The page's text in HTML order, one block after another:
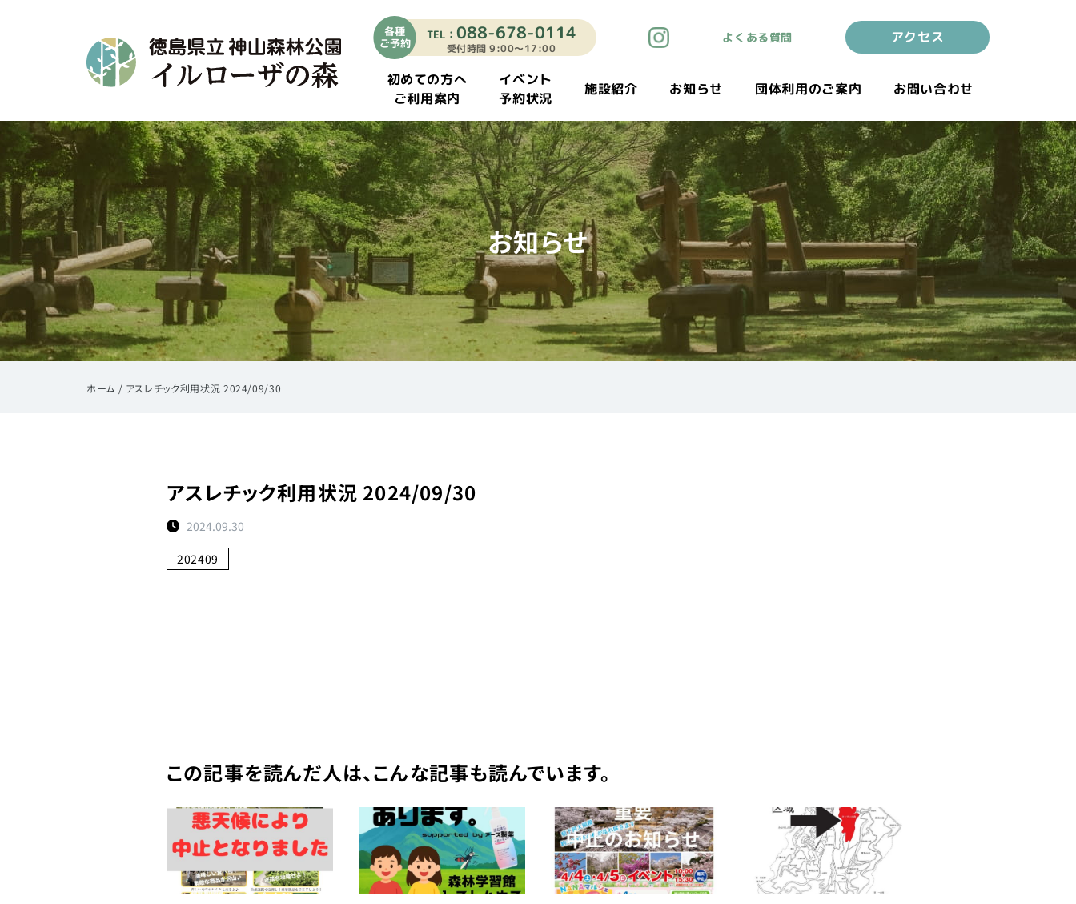
各種
ご予約
TEL： 088-678-0114
受付時間 9:00〜17:00
よくある質問 アクセス
初めての方へ
ご利用案内
イベント
予約状況
施設紹介 お知らせ 団体利用のご案内 お問い合わせ
お知らせ
ホーム / アスレチック利用状況 2024/09/30
アスレチック利用状況 2024/09/30
2024.09.30
202409
この記事を読んだ人は、こんな記事も読んでいます。